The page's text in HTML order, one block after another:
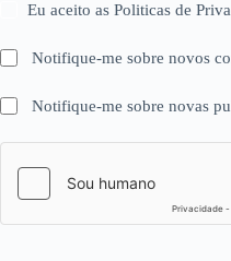
Eu aceito as Politicas de
Notifique-me sobre novos
Notifique-me sobre novas